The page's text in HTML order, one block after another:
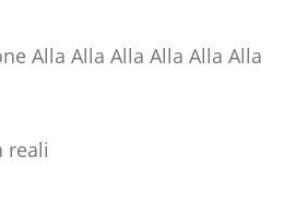
Alla Alla Alla Alla Alla Alla
reali